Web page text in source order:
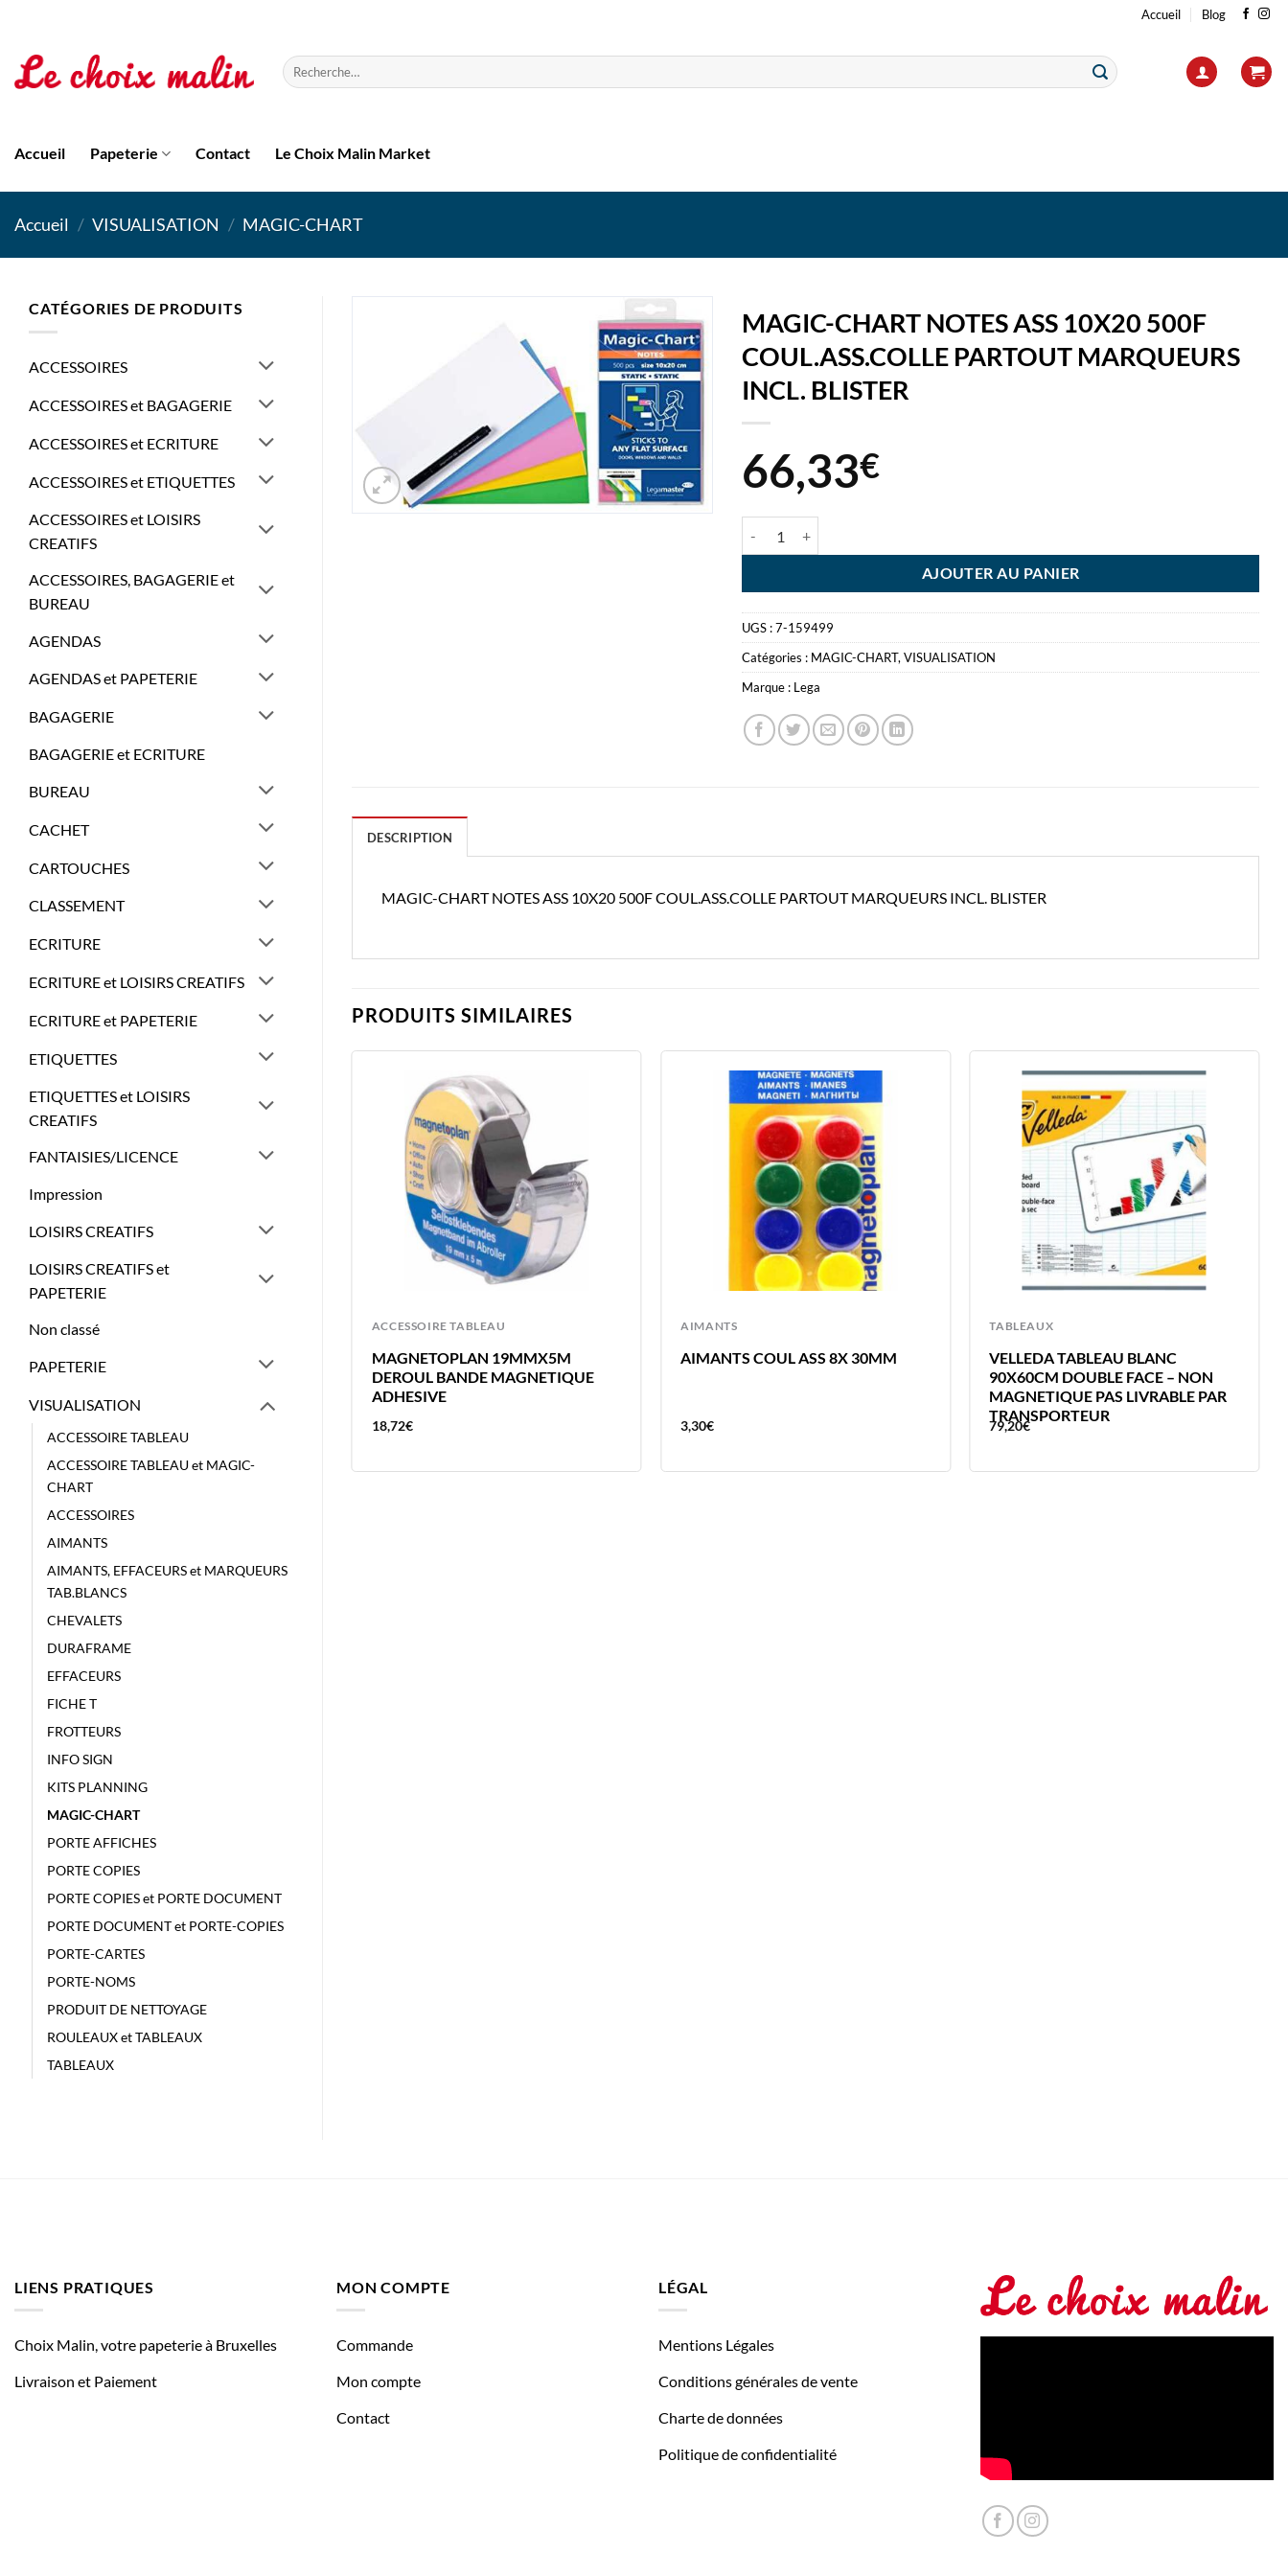
contenu
Accueil Blog
Recherche
pour :
Accueil Papeterie Contact Le Choix Malin Market
Accueil / VISUALISATION / MAGIC-CHART
CATÉGORIES DE PRODUITS
ACCESSOIRES
ACCESSOIRES et BAGAGERIE
ACCESSOIRES et ECRITURE
ACCESSOIRES et ETIQUETTES
ACCESSOIRES et LOISIRS
CREATIFS
ACCESSOIRES, BAGAGERIE et
BUREAU
AGENDAS
AGENDAS et PAPETERIE
BAGAGERIE
BAGAGERIE et ECRITURE
BUREAU
CACHET
CARTOUCHES
CLASSEMENT
ECRITURE
ECRITURE et LOISIRS CREATIFS
ECRITURE et PAPETERIE
ETIQUETTES
ETIQUETTES et LOISIRS
CREATIFS
FANTAISIES/LICENCE
Impression
LOISIRS CREATIFS
LOISIRS CREATIFS et
PAPETERIE
Non classé
PAPETERIE
VISUALISATION
ACCESSOIRE TABLEAU
ACCESSOIRE TABLEAU et MAGIC-
CHART
ACCESSOIRES
AIMANTS
AIMANTS, EFFACEURS et MARQUEURS
TAB.BLANCS
CHEVALETS
DURAFRAME
EFFACEURS
FICHE T
FROTTEURS
INFO SIGN
KITS PLANNING
MAGIC-CHART
PORTE AFFICHES
PORTE COPIES
PORTE COPIES et PORTE DOCUMENT
PORTE DOCUMENT et PORTE-COPIES
PORTE-CARTES
PORTE-NOMS
PRODUIT DE NETTOYAGE
ROULEAUX et TABLEAUX
TABLEAUX
MAGIC-CHART NOTES ASS 10X20 500F
COUL.ASS.COLLE PARTOUT MARQUEURS
INCL. BLISTER
66,33€
AJOUTER AU PANIER
UGS :7-159499
Catégories : MAGIC-CHART,VISUALISATION
Marque : Lega
DESCRIPTION
MAGIC-CHART NOTES ASS 10X20 500F COUL.ASS.COLLE PARTOUT MARQUEURS INCL. BLISTER
PRODUITS SIMILAIRES
ACCESSOIRE TABLEAU
MAGNETOPLAN 19MMX5M
DEROUL BANDE MAGNETIQUE
ADHESIVE
18,72€
AIMANTS
AIMANTS COUL ASS 8X 30MM
3,30€
TABLEAUX
VELLEDA TABLEAU BLANC
90X60CM DOUBLE FACE – NON
MAGNETIQUE PAS LIVRABLE PAR
TRANSPORTEUR
79,20€
ACCESSOIRE TABLEAU
MAGNETIQUE 8004 POUR
COULEURS ASSORTIES
LIENS PRATIQUES
Choix Malin, votre papeterie à Bruxelles
Livraison et Paiement
MON COMPTE
Commande
Mon compte
Contact
LÉGAL
Mentions Légales
Conditions générales de vente
Charte de données
Politique de confidentialité